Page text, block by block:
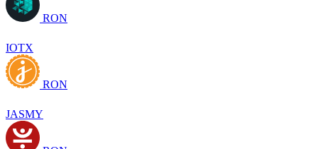
RON
IOTX
RON
JASMY